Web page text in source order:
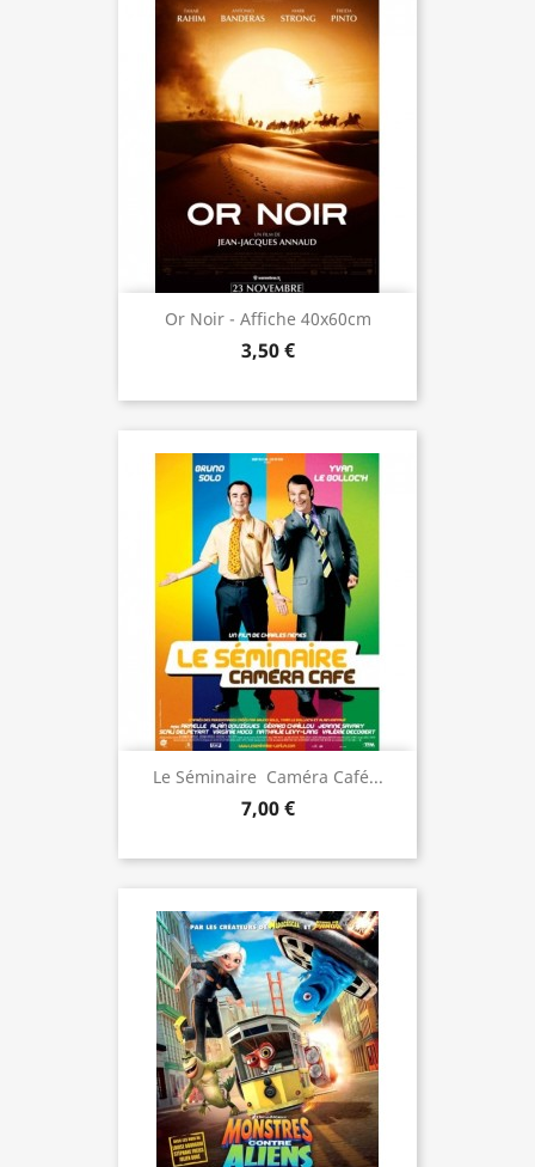
Or Noir - Affiche 40x60cm
3,50 €
Le Séminaire  Caméra Café...
7,00 €